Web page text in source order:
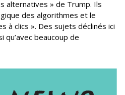
alternatives » de Trump. Ils
des algorithmes et le
à clics ». Des sujets déclinés ici
qu’avec beaucoup de